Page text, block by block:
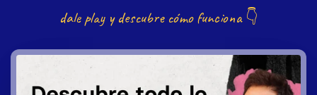
dale play y descubre cómo funciona 👇